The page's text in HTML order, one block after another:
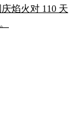
焰火对 110 天